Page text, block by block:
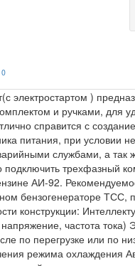
0
электростартом )
и ручками, для
справится с
питания, при
службами, а
трехфазный
АИ-92.
бензогенераторе
конструкции:
частота
по перегрузке или по
режима охлаждения